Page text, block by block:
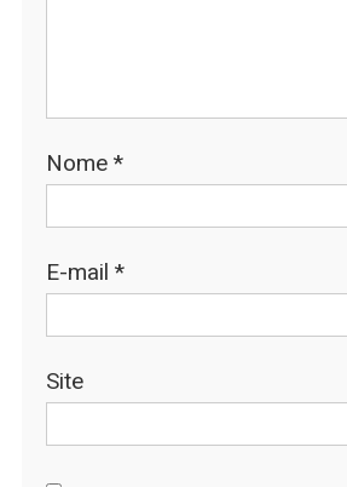
Nome *
E-mail *
Site